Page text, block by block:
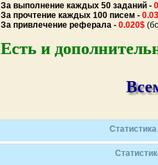
За выполнение каждых 50 заданий -
За прочтение каждых 100 писем -
За привлечение реферала - 0.020$
Есть и